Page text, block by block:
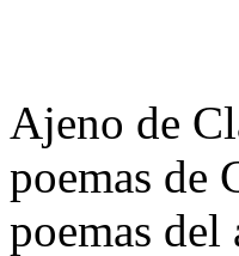
Ajeno de
poemas de
poemas